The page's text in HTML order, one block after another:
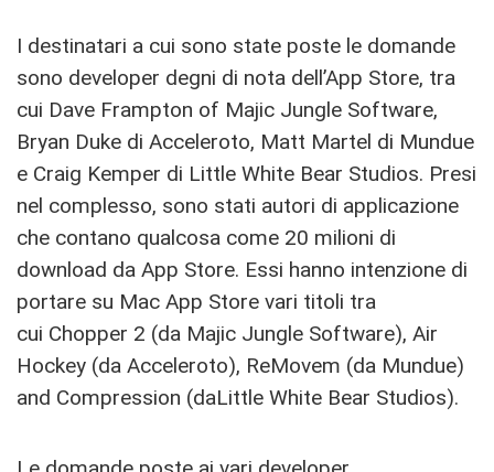
I destinatari a cui sono state poste le domande
sono developer degni di nota dell’App Store, tra
cui Dave Frampton of Majic Jungle Software,
Bryan Duke di Acceleroto, Matt Martel di Mundue
e Craig Kemper di Little White Bear Studios. Presi
nel complesso, sono stati autori di applicazione
che contano qualcosa come 20 milioni di
download da App Store. Essi hanno intenzione di
portare su Mac App Store vari titoli tra
cui Chopper 2 (da Majic Jungle Software), Air
Hockey (da Acceleroto), ReMovem (da Mundue)
and Compression (daLittle White Bear Studios).